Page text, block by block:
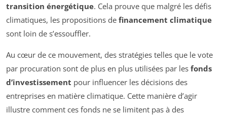
transition énergétique. Cela prouve que malgré les défis
climatiques, les propositions de financement climatique
sont loin de s’essouffler.
Au cœur de ce mouvement, des stratégies telles que le vote
par procuration sont de plus en plus utilisées par les fonds
d’investissement pour influencer les décisions des
entreprises en matière climatique. Cette manière d’agir
illustre comment ces fonds ne se limitent pas à des